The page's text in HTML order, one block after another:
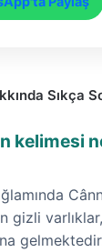
Sıkça
kelimesi
gizli